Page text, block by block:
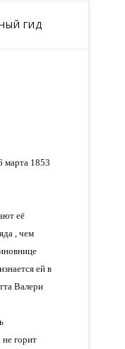
ГИД
марта 1853
её
, чем
ей в
Валери
горит